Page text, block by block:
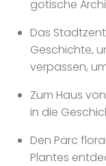
gotische
Das
Geschichte,
verpassen,
Zum Haus
in die
Den Parc
Plantes